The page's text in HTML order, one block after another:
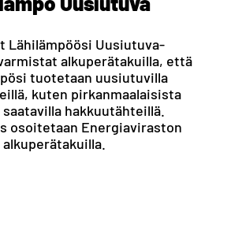
Lähilämpöösi Uusiutuva-
alkuperätakuilla, että
tuotetaan uusiutuvilla
kuten pirkanmaalaisista
hakkuutähteillä.
osoitetaan Energiaviraston
alkuperätakuilla.